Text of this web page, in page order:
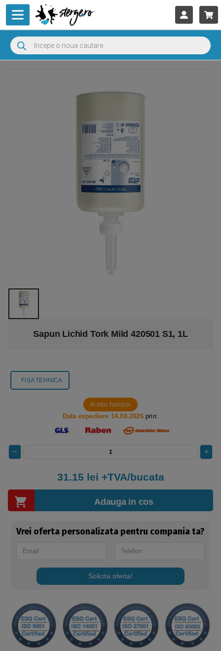
Sapun Lichid Tork Mild 420501 S1, 1L
FISA TEHNICA
In stoc furnizor
Data expediere 14.08.2026prin:
31.15 lei +TVA/bucata
Adauga in cos
Vrei oferta personalizata pentru compania ta?
Solicita oferta!